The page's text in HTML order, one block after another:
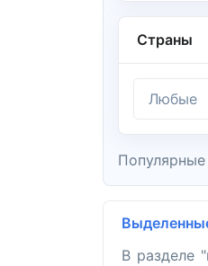
Страны
Любые
В разделе